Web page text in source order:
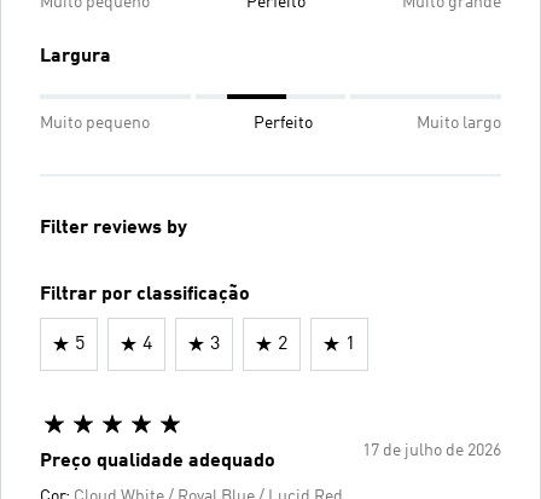
Largura
Muito pequeno Perfeito Muito largo
Filter reviews by
Filtrar por classificação
5 4 3 2 1
17 de julho de 2026
Preço qualidade adequado